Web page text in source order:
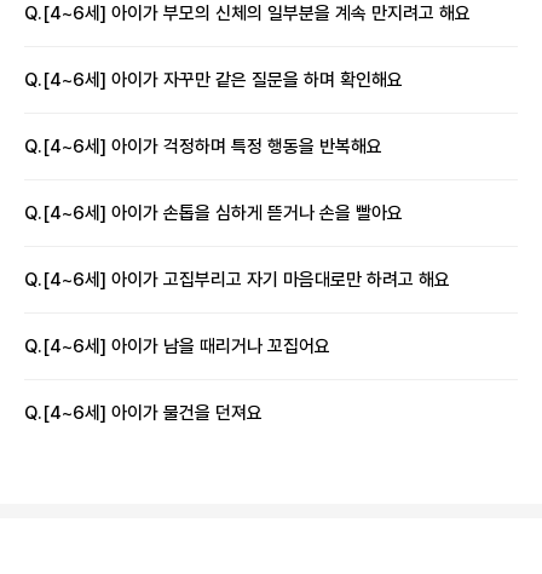
Q.[4~6세] 아이가 부모의 신체의 일부분을 계속 만지려고 해요
Q.[4~6세] 아이가 자꾸만 같은 질문을 하며 확인해요
Q.[4~6세] 아이가 걱정하며 특정 행동을 반복해요
Q.[4~6세] 아이가 손톱을 심하게 뜯거나 손을 빨아요
Q.[4~6세] 아이가 고집부리고 자기 마음대로만 하려고 해요
Q.[4~6세] 아이가 남을 때리거나 꼬집어요
Q.[4~6세] 아이가 물건을 던져요